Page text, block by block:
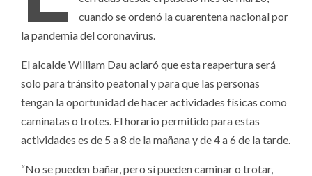
cuando se ordenó la cuarentena nacional por
la pandemia del coronavirus.
El alcalde William Dau aclaró que esta reapertura será
solo para tránsito peatonal y para que las personas
tengan la oportunidad de hacer actividades físicas como
caminatas o trotes. El horario permitido para estas
actividades es de 5 a 8 de la mañana y de 4 a 6 de la tarde.
“No se pueden bañar, pero sí pueden caminar o trotar,